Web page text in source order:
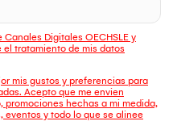
Digitales OECHSLE y
tratamiento de mis datos
mis gustos y preferencias para
Acepto que me envien
hechas a mi medida,
eventos y todo lo que se alinee